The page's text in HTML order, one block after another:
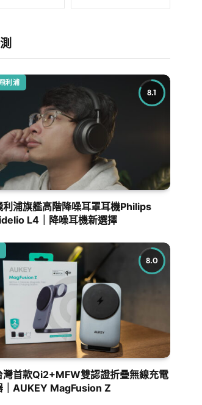
8.1
利浦
利浦旗艦高階降噪耳罩耳機Philips
L4｜降噪耳機新選擇
8.0
灣首款Qi2+MFW雙認證折疊無線充電
｜AUKEY MagFusion Z